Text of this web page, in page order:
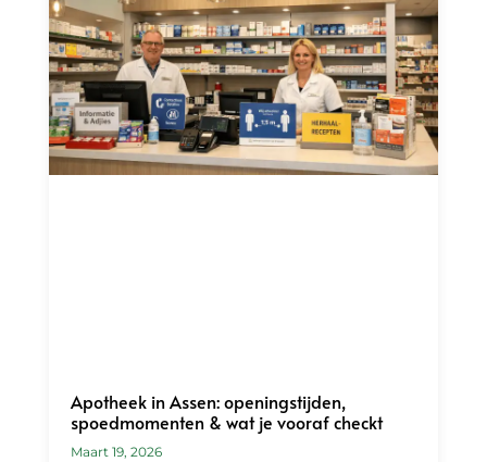
Apotheek in Assen: openingstijden,
spoedmomenten & wat je vooraf checkt
Maart 19, 2026